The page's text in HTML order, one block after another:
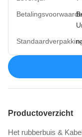
Productoverzicht
Het rubberbuis &